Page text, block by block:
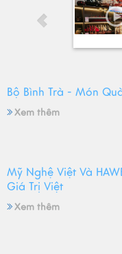
Bộ Bình Trà - Món
Xem thêm
Mỹ Nghệ Việt Và
Giá Trị Việt
Xem thêm